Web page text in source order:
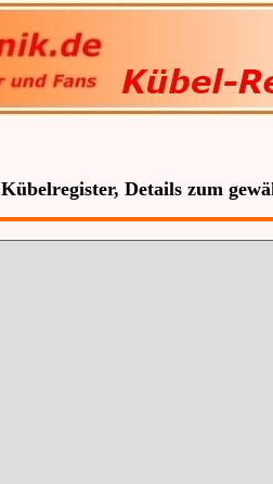
Kübelregister, Details zum